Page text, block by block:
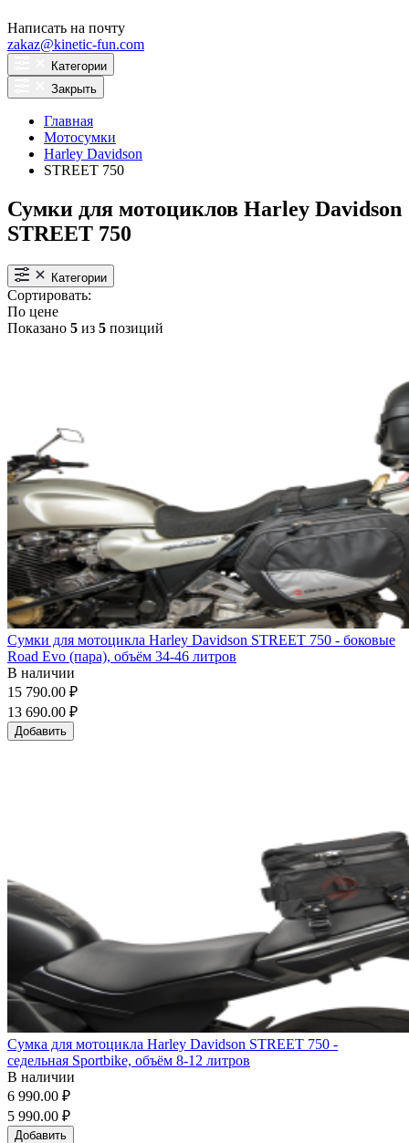
Написать на почту
zakaz@kinetic-fun.com
Категории
Закрыть
Главная
Мотосумки
Harley Davidson
STREET 750
Сумки для мотоциклов Harley Davidson
STREET 750
Категории
Сортировать:
По цене
Показано 5 из 5 позиций
Сумки для мотоцикла Harley Davidson STREET 750 - боковые
Road Evo (пара), объём 34-46 литров
В наличии
15 790.00 ₽
13 690.00 ₽
Добавить
Сумка для мотоцикла Harley Davidson STREET 750 -
седельная Sportbike, объём 8-12 литров
В наличии
6 990.00 ₽
5 990.00 ₽
Добавить